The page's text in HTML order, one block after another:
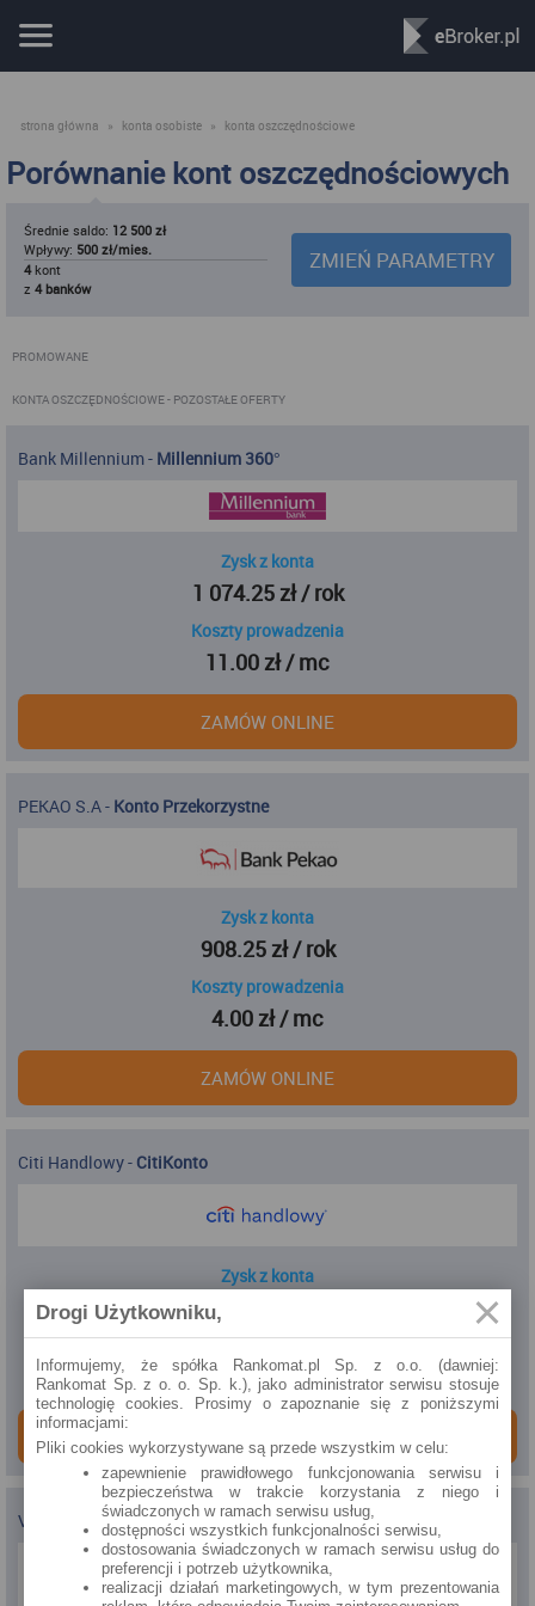
strona główna » konta osobiste » konta oszczędnościowe
Porównanie kont oszczędnościowych
Średnie saldo: 12 500 zł
Wpływy: 500 zł/mies.
4kont
z 4 banków
ZMIEŃ PARAMETRY
PROMOWANE
KONTA OSZCZĘDNOŚCIOWE- POZOSTAŁE OFERTY
Bank Millennium- Millennium 360°
Zysk z konta
1 074.25 zł / rok
Koszty prowadzenia
11.00 zł / mc
ZAMÓW ONLINE
PEKAO S.A- Konto Przekorzystne
Zysk z konta
908.25 zł / rok
Koszty prowadzenia
4.00 zł / mc
ZAMÓW ONLINE
Citi Handlowy- CitiKonto
Zysk z konta
806.25 zł / rok
Koszty prowadzenia
0.00 zł / mc
ZAMÓW ONLINE
VeloBank VeloKonto
Drogi Użytkowniku,
Informujemy, że spółka Rankomat.pl Sp. z o.o. (dawniej:
Rankomat Sp. z o. o. Sp. k.), jako administrator serwisu stosuje
technologię cookies. Prosimy o zapoznanie się z poniższymi
informacjami:
Pliki cookies wykorzystywane są przede wszystkim w celu:
zapewnienie prawidłowego funkcjonowania serwisu i
bezpieczeństwa w trakcie korzystania z niego i
świadczonych w ramach serwisu usług,
dostępności wszystkich funkcjonalności serwisu,
dostosowania świadczonych w ramach serwisu usług do
preferencji i potrzeb użytkownika,
realizacji działań marketingowych, w tym prezentowania